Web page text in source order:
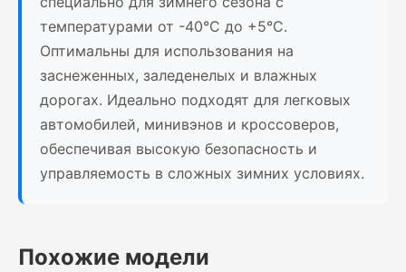
температурами от -40°C до +5°C.
Оптимальны для использования на
заснеженных, заледенелых и влажных
дорогах. Идеально подходят для легковых
автомобилей, минивэнов и кроссоверов,
обеспечивая высокую безопасность и
управляемость в сложных зимних условиях.
Похожие модели